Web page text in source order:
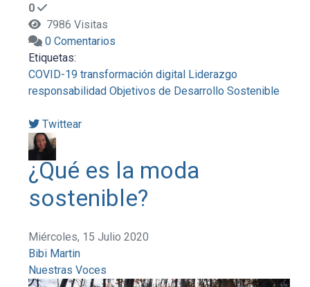
0
7986 Visitas
0 Comentarios
Etiquetas:
COVID-19 transformación digital Liderazgo
responsabilidad Objetivos de Desarrollo Sostenible
Twittear
¿Qué es la moda
sostenible?
Miércoles, 15 Julio 2020
Bibi Martin
Nuestras Voces